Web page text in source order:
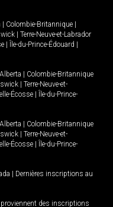
Colombie-Britannique
Terre-Neuve-et-Labrador
Île-du-Prince-Édouard
Alberta
Colombie-Britannique
Terre-Neuve-et-
Écosse
Île-du-Prince-
Alberta
Colombie-Britannique
Terre-Neuve-et-
Écosse
Île-du-Prince-
Dernières inscriptions au
des inscriptions